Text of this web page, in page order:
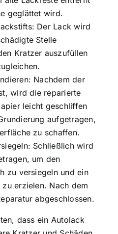
geglättet wird.
Der Lack wird
Stelle
Kratzer auszufüllen
Nachdem der
wird die reparierte
leicht geschliffen
aufgetragen,
zu schaffen.
Schließlich wird
um den
zu versiegeln und ein
erzielen. Nach dem
abgeschlossen.
dass ein Autolack